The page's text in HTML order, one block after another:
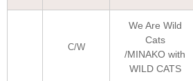
C/W
We Are Wild
Cats
/MINAKO with
WILD CATS